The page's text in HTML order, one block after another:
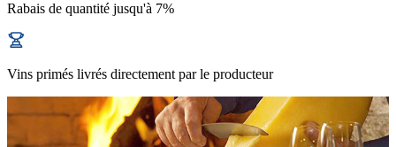
Rabais de quantité jusqu'à 7%
Vins primés livrés directement par le producteur